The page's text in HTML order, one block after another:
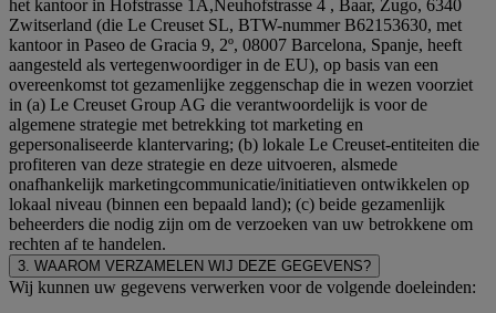
het kantoor in Hofstrasse 1A,Neuhofstrasse 4 , Baar, Zugo, 6340
Zwitserland (die Le Creuset SL, BTW-nummer B62153630, met
kantoor in Paseo de Gracia 9, 2º, 08007 Barcelona, Spanje, heeft
aangesteld als vertegenwoordiger in de EU), op basis van een
overeenkomst tot gezamenlijke zeggenschap die in wezen voorziet
in (a) Le Creuset Group AG die verantwoordelijk is voor de
algemene strategie met betrekking tot marketing en
gepersonaliseerde klantervaring; (b) lokale Le Creuset-entiteiten die
profiteren van deze strategie en deze uitvoeren, alsmede
onafhankelijk marketingcommunicatie/initiatieven ontwikkelen op
lokaal niveau (binnen een bepaald land); (c) beide gezamenlijk
beheerders die nodig zijn om de verzoeken van uw betrokkene om
rechten af te handelen.
3. WAAROM VERZAMELEN WIJ DEZE GEGEVENS?
Wij kunnen uw gegevens verwerken voor de volgende doeleinden: